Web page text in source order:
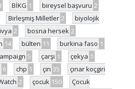
BİKG 1 bireysel başvuru 2
Birleşmiş Milletler 2
biyolojik
2 bosna hersek 2
14 bülten 11 burkina faso 1
5 çarşı 1 çekya 1
6 chp 1 çin 35
çınar koçgiri
2 çocuk 150
Çocuk